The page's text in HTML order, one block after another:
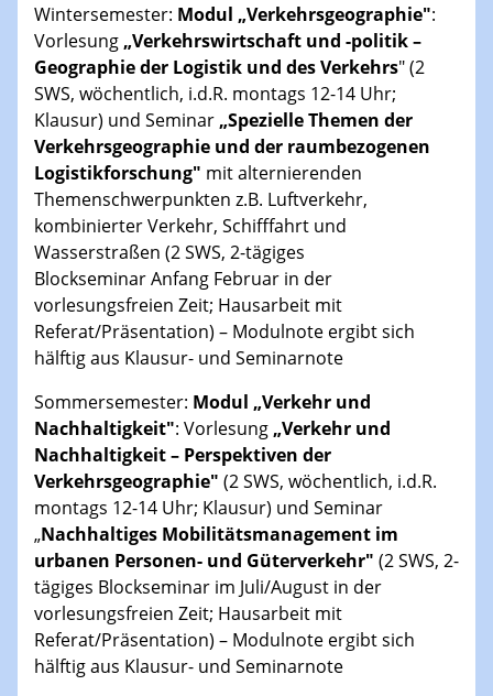
Wintersemester: Modul „Verkehrsgeographie":
Vorlesung „Verkehrswirtschaft und -politik –
Geographie der Logistik und des Verkehrs" (2
SWS, wöchentlich, i.d.R. montags 12-14 Uhr;
Klausur) und Seminar „Spezielle Themen der
Verkehrsgeographie und der raumbezogenen
Logistikforschung" mit alternierenden
Themenschwerpunkten z.B. Luftverkehr,
kombinierter Verkehr, Schifffahrt und
Wasserstraßen (2 SWS, 2-tägiges
Blockseminar Anfang Februar in der
vorlesungsfreien Zeit; Hausarbeit mit
Referat/Präsentation) – Modulnote ergibt sich
hälftig aus Klausur- und Seminarnote
Sommersemester: Modul „Verkehr und
Nachhaltigkeit": Vorlesung „Verkehr und
Nachhaltigkeit – Perspektiven der
Verkehrsgeographie" (2 SWS, wöchentlich, i.d.R.
montags 12-14 Uhr; Klausur) und Seminar
„Nachhaltiges Mobilitätsmanagement im
urbanen Personen- und Güterverkehr" (2 SWS, 2-
tägiges Blockseminar im Juli/August in der
vorlesungsfreien Zeit; Hausarbeit mit
Referat/Präsentation) – Modulnote ergibt sich
hälftig aus Klausur- und Seminarnote